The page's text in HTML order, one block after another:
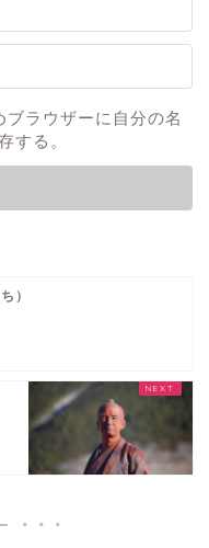
ラウザーに自分の名
する。
）